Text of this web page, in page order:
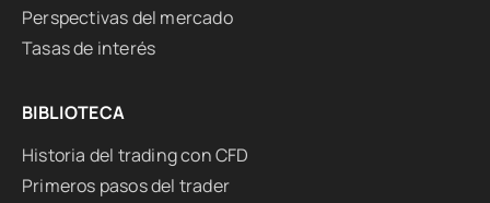
Perspectivas del mercado
Tasas de interés
BIBLIOTECA
Historia del trading con CFD
Primeros pasos del trader